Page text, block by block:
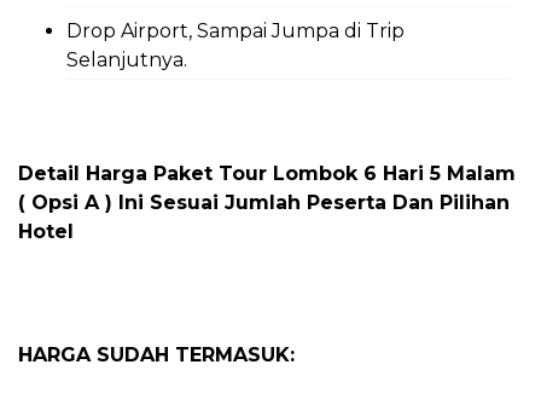
Drop Airport, Sampai Jumpa di Trip
Selanjutnya.
Detail Harga Paket Tour Lombok 6 Hari 5 Malam
( Opsi A ) Ini Sesuai Jumlah Peserta Dan Pilihan
Hotel
HARGA SUDAH TERMASUK: